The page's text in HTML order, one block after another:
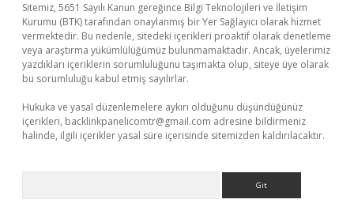
Sitemiz, 5651 Sayılı Kanun gereğince Bilgi Teknolojileri ve İletişim
Kurumu (BTK) tarafından onaylanmış bir Yer Sağlayıcı olarak hizmet
vermektedir. Bu nedenle, sitedeki içerikleri proaktif olarak denetleme
veya araştırma yükümlülüğümüz bulunmamaktadır. Ancak, üyelerimiz
yazdıkları içeriklerin sorumluluğunu taşımakta olup, siteye üye olarak
bu sorumluluğu kabul etmiş sayılırlar.
Hukuka ve yasal düzenlemelere aykırı olduğunu düşündüğünüz
içerikleri, backlinkpanelicomtr@gmail.com adresine bildirmeniz
halinde, ilgili içerikler yasal süre içerisinde sitemizden kaldırılacaktır.